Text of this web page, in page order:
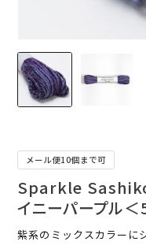
メール便10個まで可
Sparkle
イニーパープル
紫系のミックスカラーに